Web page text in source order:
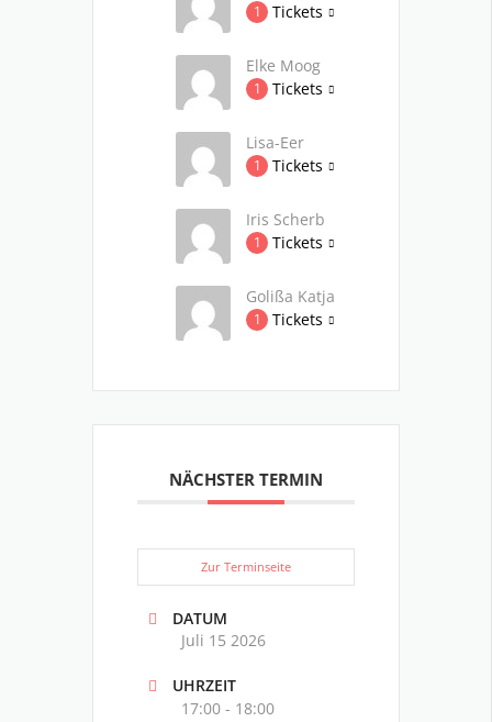
1 Tickets
Elke Moog
1 Tickets
Lisa-Eer
1 Tickets
Iris Scherb
1 Tickets
Golißa Katja
1 Tickets
NÄCHSTER TERMIN
Zur Terminseite
DATUM
Juli 15 2026
UHRZEIT
17:00 - 18:00